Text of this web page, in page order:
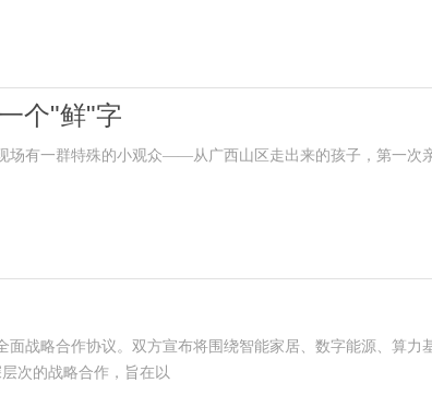
个"鲜"字
场有一群特殊的小观众——从广西山区走出来的孩子，第一次
战略合作协议。双方宣布将围绕智能家居、数字能源、算力
次的战略合作，旨在以